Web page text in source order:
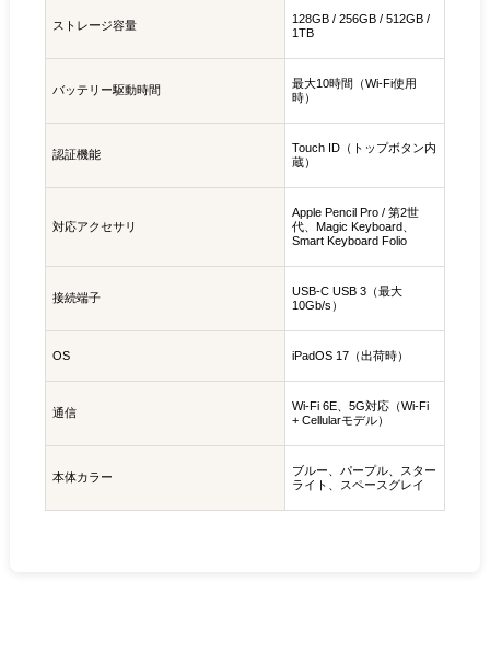
ストレージ容量
128GB / 256GB / 512GB /
1TB
バッテリー駆動時間
最大10時間（Wi‑Fi使用
時）
認証機能
Touch ID（トップボタン内
蔵）
対応アクセサリ
Apple Pencil Pro / 第2世
代、Magic Keyboard、
Smart Keyboard Folio
接続端子
USB-C USB 3（最大
10Gb/s）
OS iPadOS 17（出荷時）
通信
Wi‑Fi 6E、5G対応（Wi‑Fi
+ Cellularモデル）
本体カラー
ブルー、パープル、スター
ライト、スペースグレイ